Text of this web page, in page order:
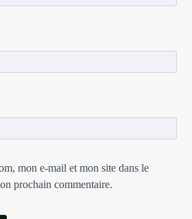
mon e-mail et mon site dans le
prochain commentaire.